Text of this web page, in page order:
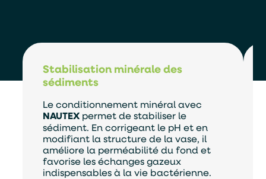
En soumettant ce formulaire, j'accepte que les
informations saisies soient exploitées par TASO
dans le cadre de ma demande de devis.
ENVOYER
Stabilisation minérale des
sédiments
Le conditionnement minéral avec
NAUTEX permet de stabiliser le
sédiment. En corrigeant le pH et en
modifiant la structure de la vase, il
améliore la perméabilité du fond et
favorise les échanges gazeux
indispensables à la vie bactérienne.